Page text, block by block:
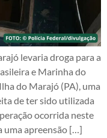
levaria droga para a
e Marinha do
do Marajó (PA), uma
de ter sido utilizada
ocorrida neste
uma apreensão […]